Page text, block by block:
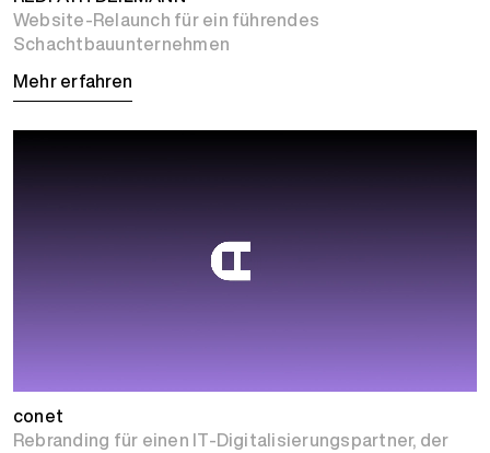
Website-Relaunch für ein führendes
Schachtbauunternehmen
Mehr erfahren
conet
Rebranding für einen IT-Digitalisierungspartner, der